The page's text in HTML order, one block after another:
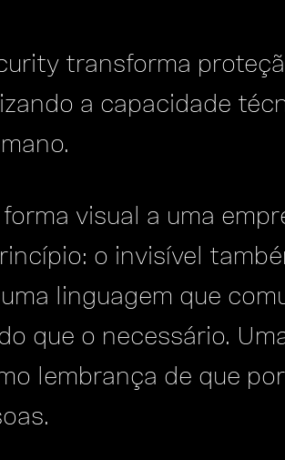
transforma
a capacidade
visual a uma
o invisível
linguagem que
que o necessário.
lembrança de que